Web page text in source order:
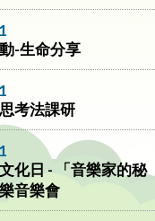
-生命分享
考法課研
化日 - 「音樂家的秘
音樂會